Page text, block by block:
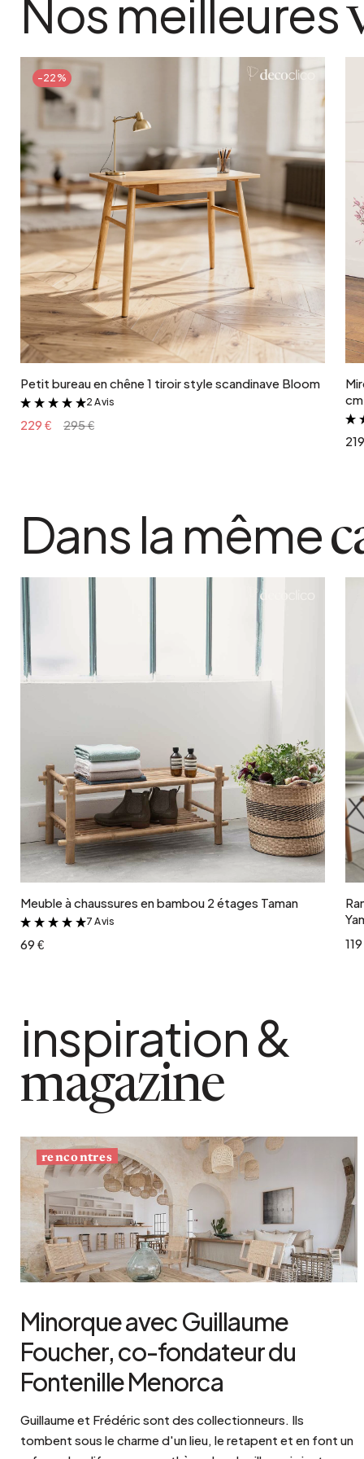
poids colis
Nos meilleures
-22%
Ajouter au panier
Petit bureau en chêne 1 tiroir style scandinave Bloom
&
2 Avis
229 € 295 €
Dans la même
Ajouter au panier
Meuble à chaussures en bambou 2 étages Taman
&
7 Avis
69 €
inspiration &
magazine
rencontres
Minorque avec Guillaume
Foucher, co-fondateur du
Fontenille Menorca
Guillaume et Frédéric sont des collectionneurs. Ils
tombent sous le charme d'un lieu, le retapent et en font un